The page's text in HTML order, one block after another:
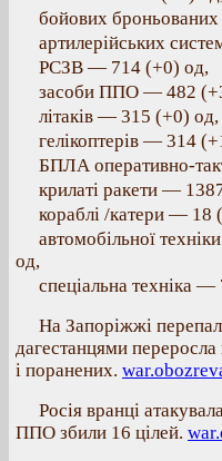
бойових
артилерійських
РСЗВ — 714 (+0) од,
засоби ППО — 482
літаків — 315 (+0) од,
гелікоптерів — 314
БПЛА оперативно-
крилаті ракети —
кораблі /катери — 18
автомобільної
од,
спеціальна техніка
На Запоріжжі
дагестанцями переросла
і поранених.
Росія вранці
ППО збили 16 цілей.